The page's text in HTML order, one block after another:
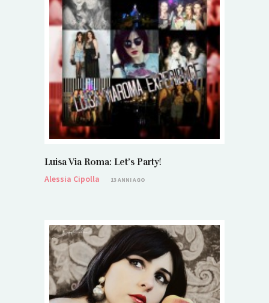
Luisa Via Roma: Let’s Party!
Alessia Cipolla
13 ANNI AGO